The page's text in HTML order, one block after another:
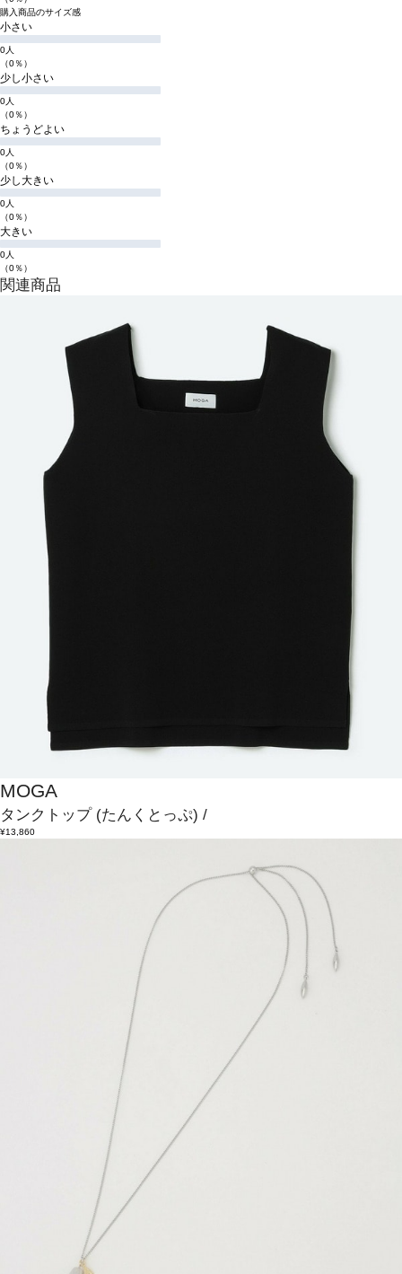
購入商品のサイズ感
小さい
0人
（0％）
少し小さい
0人
（0％）
ちょうどよい
0人
（0％）
少し大きい
0人
（0％）
大きい
0人
（0％）
関連商品
MOGA
タンクトップ (たんくとっぷ) /
¥13,860